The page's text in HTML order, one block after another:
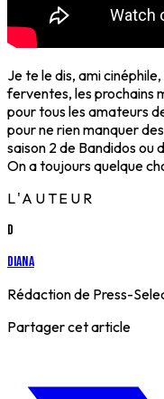
Je te le dis, ami
ferventes, les prochains
pour tous les amateurs
pour ne rien manquer
saison 2 de Bandidos ou
On a toujours quelque
L'AUTEUR
D
Diana
Rédaction de Press-
Partager cet article